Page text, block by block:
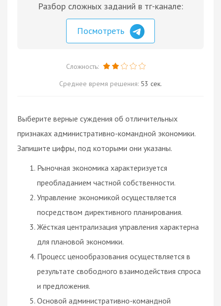
Разбор сложных заданий в тг-канале:
Посмотреть
Сложность:
Среднее время решения: 53 сек.
Выберите верные суждения об отличительных
признаках административно-командной экономики.
Запишите цифры, под которыми они указаны.
Рыночная экономика характеризуется
преобладанием частной собственности.
Управление экономикой осуществляется
посредством директивного планирования.
Жёсткая централизация управления характерна
для плановой экономики.
Процесс ценообразования осуществляется в
результате свободного взаимодействия спроса
и предложения.
Основой административно-командной